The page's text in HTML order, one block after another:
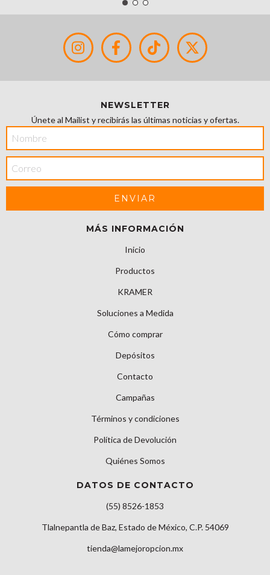
NEWSLETTER
Únete al Mailist y recibirás las últimas noticias y ofertas.
MÁS INFORMACIÓN
Inicio
Productos
KRAMER
Soluciones a Medida
Cómo comprar
Depósitos
Contacto
Campañas
Términos y condiciones
Política de Devolución
Quiénes Somos
DATOS DE CONTACTO
(55) 8526-1853
Tlalnepantla de Baz, Estado de México, C.P. 54069
tienda@lamejoropcion.mx